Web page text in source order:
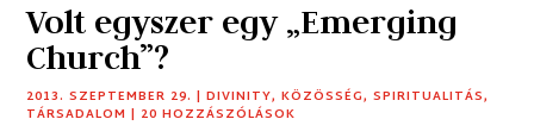
Volt egyszer egy „Emerging
Church”?
2013. SZEPTEMBER 29. |DIVINITY,KÖZÖSSÉG,SPIRITUALITÁS,
TÁRSADALOM | 20 HOZZÁSZÓLÁSOK